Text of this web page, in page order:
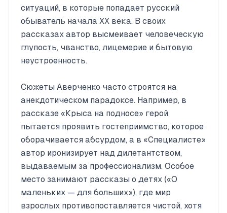
ситуаций, в которые попадает русский
обыватель начала XX века. В своих
рассказах автор высмеивает человеческую
глупость, чванство, лицемерие и бытовую
неустроенность.
Сюжеты Аверченко часто строятся на
анекдотическом парадоксе. Например, в
рассказе «Крыса на подносе» герой
пытается проявить гостеприимство, которое
оборачивается абсурдом, а в «Специалисте»
автор иронизирует над дилетантством,
выдаваемым за профессионализм. Особое
место занимают рассказы о детях («О
маленьких — для больших»), где мир
взрослых противопоставляется чистой, хотя